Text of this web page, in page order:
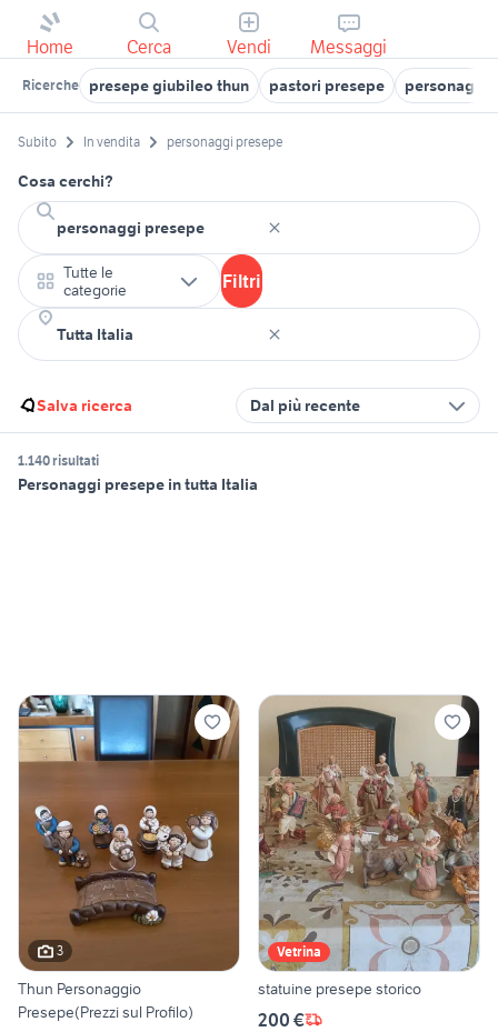
Home Cerca Vendi Messaggi
Ricerche presepe giubileo thun pastori presepe personaggi
Subito In vendita personaggi presepe
Cosa cerchi?
Tutte le
categorie
Filtri
Salva ricerca Dal più recente
1.140 risultati
Personaggi presepe in tutta Italia
3
Thun Personaggio
Presepe(Prezzi sul Profilo)
Vetrina
statuine presepe storico
200 €